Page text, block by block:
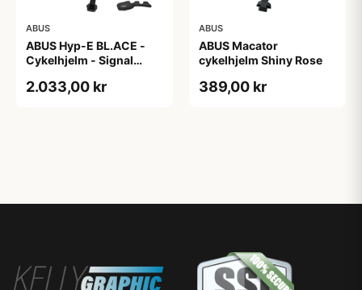
ABUS
ABUS Hyp-E BL.ACE -
Cykelhjelm - Signal
2.033,00 kr
ABUS
ABUS Macator
cykelhjelm Shiny Rose
389,00 kr